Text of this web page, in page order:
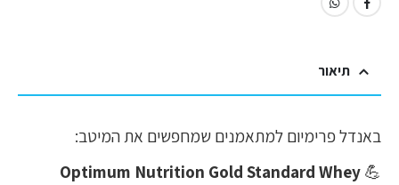
תיאור
באנדל פרימיום למתאמנים שמחפשים את המיטב:
💪
Optimum Nutrition Gold Standard Whey